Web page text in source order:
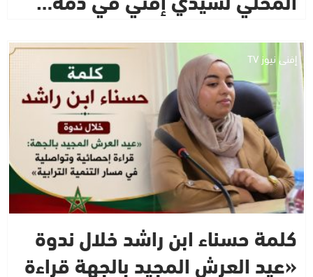
إفني نيوز TV
كلمة حسناء ابن راشد خلال ندوة
«عيد العرش المجيد بالجهة قراءة